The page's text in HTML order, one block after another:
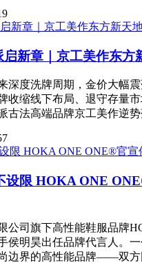
新章｜京工美作东方
深度洗牌周期，金价大幅
收缩线下布局、退守存量
古法高端品牌京工美作逆
限 HOKA ONE
公司旗下高性能鞋服品牌
侯明昊出任品牌代言人。
边界的高性能品牌——双